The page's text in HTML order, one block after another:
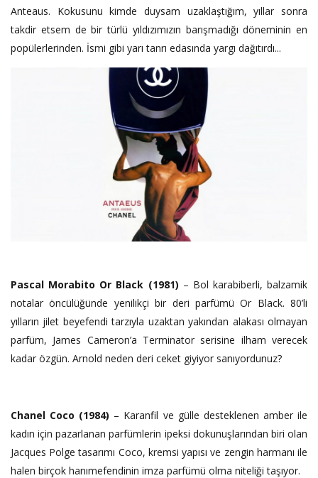
Anteaus. Kokusunu kimde duysam uzaklaştığım, yıllar sonra
takdir etsem de bir türlü yıldızımızın barışmadığı döneminin en
popülerlerinden. İsmi gibi yarı tanrı edasında yargı dağıtırdı...
Pascal Morabito Or Black (1981) – Bol karabiberli, balzamik
notalar öncülüğünde yenilikçi bir deri parfümü Or Black. 80’li
yılların jilet beyefendi tarzıyla uzaktan yakından alakası olmayan
parfüm, James Cameron’a Terminator serisine ilham verecek
kadar özgün. Arnold neden deri ceket giyiyor sanıyordunuz?
Chanel Coco (1984) – Karanfil ve gülle desteklenen amber ile
kadın için pazarlanan parfümlerin ipeksi dokunuşlarından biri olan
Jacques Polge tasarımı Coco, kremsi yapısı ve zengin harmanı ile
halen birçok hanımefendinin imza parfümü olma niteliği taşıyor.